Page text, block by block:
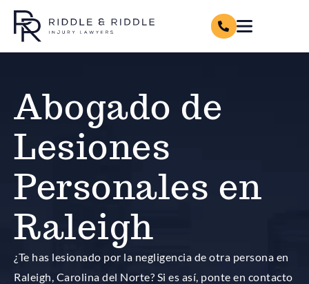
Abogado de
Lesiones
Personales en
Raleigh
¿Te has lesionado por la negligencia de otra persona en
Raleigh, Carolina del Norte? Si es así, ponte en contacto